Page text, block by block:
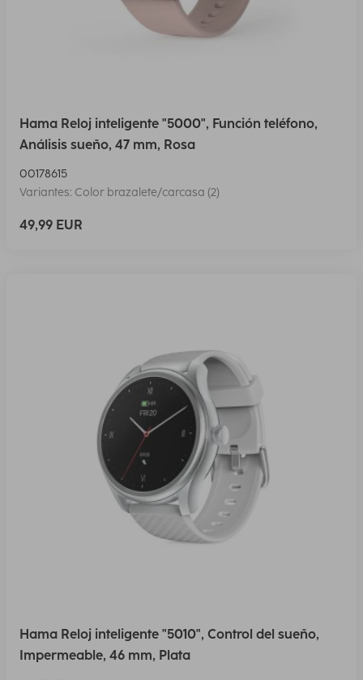
Hama Reloj inteligente "5000", Función teléfono,
Análisis sueño, 47 mm, Rosa
00178615
Variantes: Color brazalete/carcasa (2)
49,99 EUR
Hama Reloj inteligente "5010", Control del sueño,
Impermeable, 46 mm, Plata